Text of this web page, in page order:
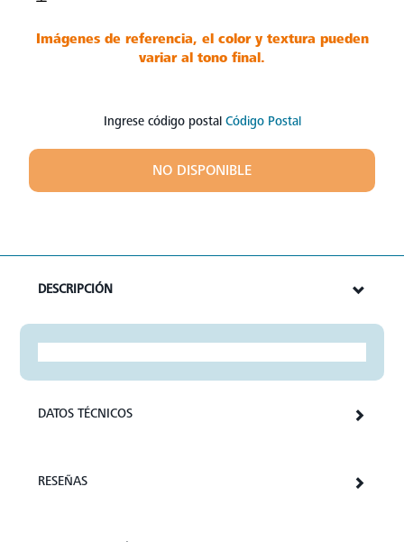
Imágenes de referencia, el color y textura pueden
variar al tono final.
Ingrese código postal Código Postal
NO DISPONIBLE
DESCRIPCIÓN
DATOS TÉCNICOS
RESEÑAS